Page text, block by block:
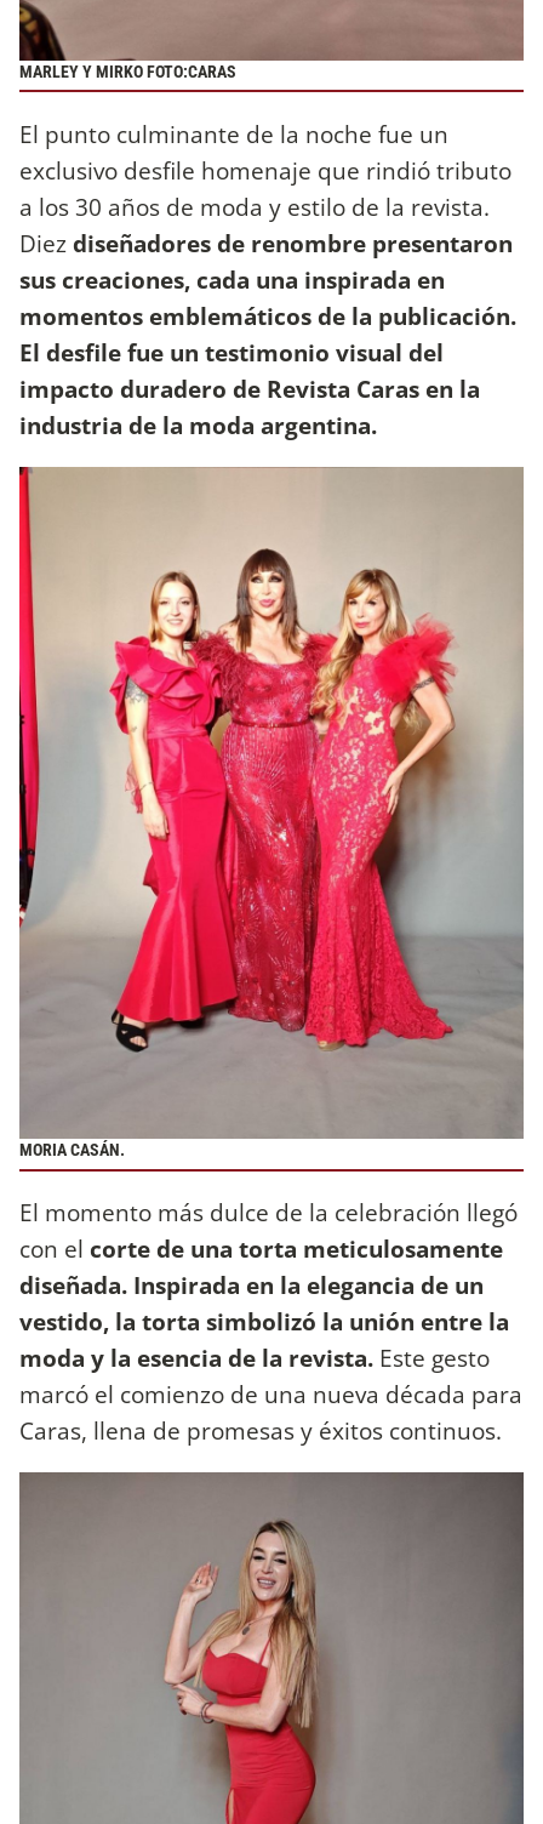
MARLEY Y MIRKO FOTO:CARAS
El punto culminante de la noche fue un
exclusivo desfile homenaje que rindió tributo
a los 30 años de moda y estilo de la revista.
Diezdiseñadores de renombre presentaron
sus creaciones, cada una inspirada en
momentos emblemáticos de la publicación.
El desfile fue un testimonio visual del
impacto duradero de Revista Caras en la
industria de la moda argentina.
MORIA CASÁN.
El momento más dulce de la celebración llegó
con el corte de una torta meticulosamente
diseñada. Inspirada en la elegancia de un
vestido, la torta simbolizó la unión entre la
moda y la esencia de la revista. Este gesto
marcó el comienzo de una nueva década para
Caras, llena de promesas y éxitos continuos.